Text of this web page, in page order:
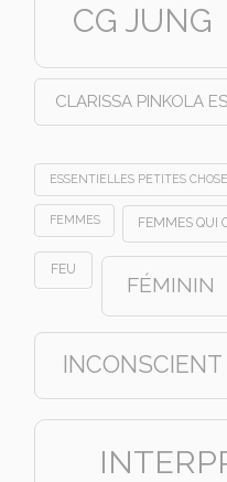
CG JUNG
CLARISSA PINKOLA
ESSENTIELLES PETITES
FEMMES FEMMES QUI
FEU
FÉMININ
INCONSCIENT